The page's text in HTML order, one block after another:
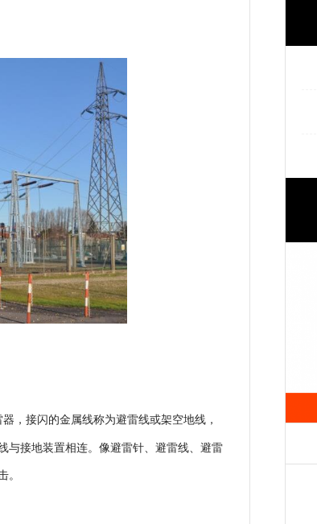
，接闪的金属线称为避雷线或架空地线，
与接地装置相连。像避雷针、避雷线、避雷
。